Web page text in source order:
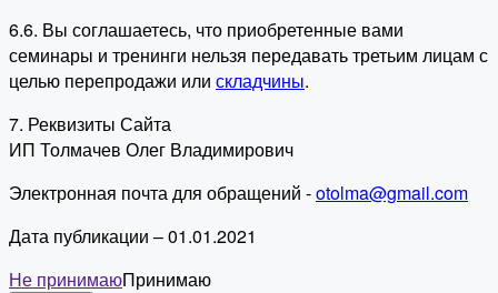
6.6. Вы соглашаетесь, что приобретенные вами
семинары и тренинги нельзя передавать третьим лицам с
целью перепродажи или складчины.
7. Реквизиты Сайта
ИП Толмачев Олег Владимирович
Электронная почта для обращений -otolma@gmail.com
Дата публикации – 01.01.2021
Не принимаюПринимаю